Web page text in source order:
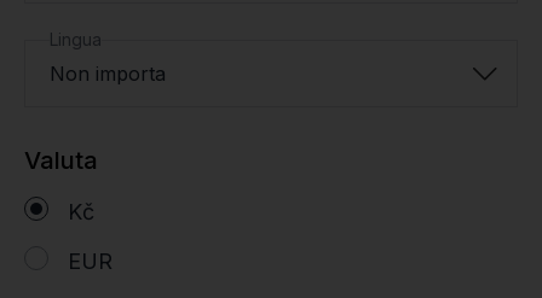
Lingua
Non importa
Valuta
Kč
EUR